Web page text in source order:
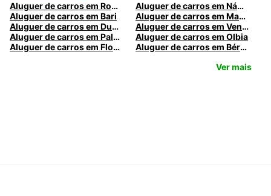
Aluguer de carros em Roma
Aluguer de carros em Nápoles
Aluguer de carros em Bari
Aluguer de carros em Madrid
Aluguer de carros em Dublin
Aluguer de carros em Veneza
Aluguer de carros em Palermo
Aluguer de carros em Olbia
Aluguer de carros em Florença
Aluguer de carros em Bérgamo
Ver mais